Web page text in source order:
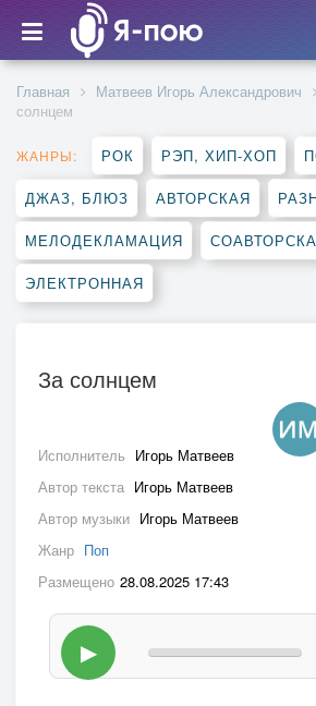
Главная Матвеев Игорь Александрович
солнцем
ЖАНРЫ: РОК РЭП, ХИП-ХОП
ДЖАЗ, БЛЮЗ АВТОРСКАЯ
МЕЛОДЕКЛАМАЦИЯ
ЭЛЕКТРОННАЯ
За солнцем
Исполнитель Игорь Матвеев
Автор текста Игорь Матвеев
Автор музыки Игорь Матвеев
Жанр Поп
Размещено 28.08.2025 17:43
▶